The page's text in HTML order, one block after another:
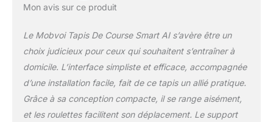
Mon avis sur ce produit
Le Mobvoi Tapis De Course Smart AI s’avère être un
choix judicieux pour ceux qui souhaitent s’entraîner à
domicile. L’interface simpliste et efficace, accompagnée
d’une installation facile, fait de ce tapis un allié pratique.
Grâce à sa conception compacte, il se range aisément,
et les roulettes facilitent son déplacement. Le support